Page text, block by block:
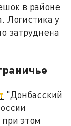
в районе
Логистика у
затруднена
"Донбасский
этом